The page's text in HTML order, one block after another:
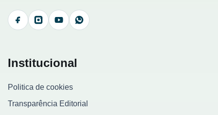
FacebookInstagramYouTubeWhatsApp
Institucional
Politica de cookies
Transparência Editorial